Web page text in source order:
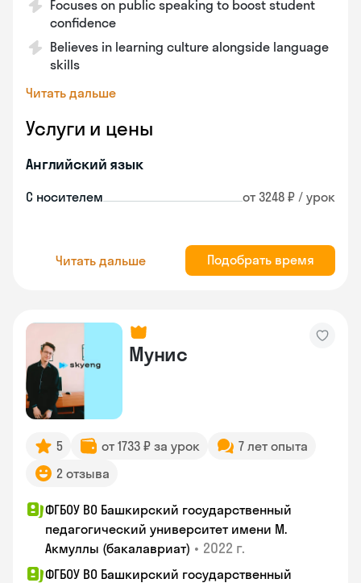
Focuses on public speaking to boost student
confidence
Believes in learning culture alongside language
skills
Читать дальше
Услуги и цены
Английский язык
С носителем от 3248 ₽ / урок
Читать дальше Подобрать время
Мунис
5 от 1733 ₽ за урок
7 лет опыта
2 отзыва
ФГБОУ ВО Башкирский государственный
педагогический университет имени М.
Акмуллы (бакалавриат) • 2022 г.
ФГБОУ ВО Башкирский государственный